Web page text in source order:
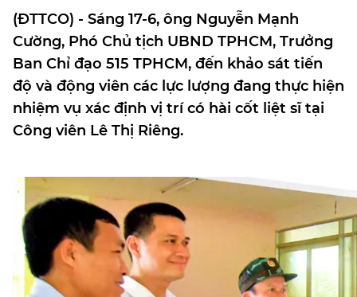
(ĐTTCO) - Sáng 17-6, ông Nguyễn Mạnh
Cường, Phó Chủ tịch UBND TPHCM, Trưởng
Ban Chỉ đạo 515 TPHCM, đến khảo sát tiến
độ và động viên các lực lượng đang thực hiện
nhiệm vụ xác định vị trí có hài cốt liệt sĩ tại
Công viên Lê Thị Riêng.